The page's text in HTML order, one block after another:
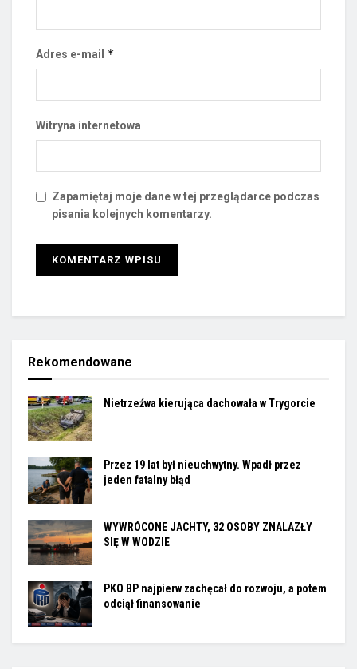
Adres e-mail *
Witryna internetowa
Zapamiętaj moje dane w tej przeglądarce podczas
pisania kolejnych komentarzy.
Rekomendowane
Nietrzeźwa kierująca dachowała w Trygorcie
Przez 19 lat był nieuchwytny. Wpadł przez
jeden fatalny błąd
WYWRÓCONE JACHTY, 32 OSOBY ZNALAZŁY
SIĘ W WODZIE
PKO BP najpierw zachęcał do rozwoju, a potem
odciął finansowanie